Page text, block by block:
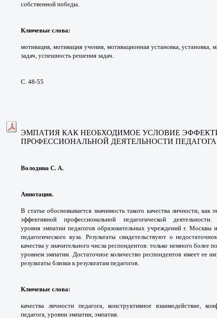
собственной победы.
Ключевые слова:
мотивация, мотивация учения, мотивационная установка, установка,
задач, успешность решения задач.
С. 48-55
ЭМПАТИЯ КАК НЕОБХОДИМОЕ УСЛОВИЕ
ПРОФЕССИОНАЛЬНОЙ ДЕЯТЕЛЬНОСТИ ПЕДАГОГА
Володина С. А.
Аннотация.
В статье обосновывается значимость такого качества личности, как
эффективнойпрофессиональной педагогической
уровняэмпатии педагогов образовательных учрежденийг. Москвы
педагогического вуза. Результаты свидетельствуют о
качества узначительного числа респондентов: только немного более
уровнем эмпатии. Достаточное количество респондентов имеет ее
результаты близки к результатам педагогов.
Ключевые слова:
качества личности педагога, конструктивное взаимодействие,
педагога, уровни эмпатии, эмпатия.